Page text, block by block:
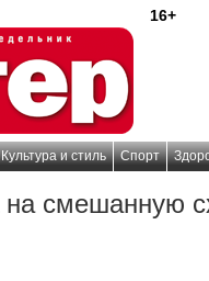
16+
Культура и стиль Спорт
смешанную